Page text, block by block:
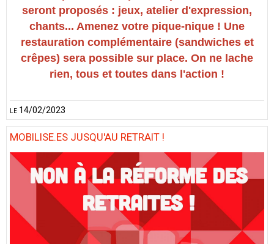
le 14/02/2023
seront proposés : jeux, atelier d'expression,
chants... Amenez votre pique-nique ! Une
restauration complémentaire (sandwiches et
crêpes) sera possible sur place. On ne lache
rien, tous et toutes dans l'action !
MOBILISE.ES JUSQU'AU RETRAIT !